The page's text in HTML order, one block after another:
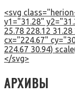
<svg
y1="31.28"
25.78 228.12
cx="224.67"
224.67 30.94)
</svg>
АРХИВЫ